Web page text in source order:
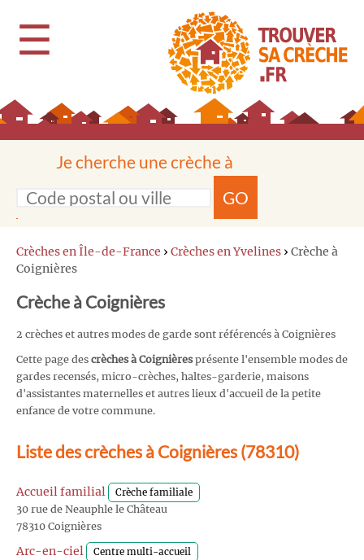
☰
Je cherche une crèche à
GO
Crèches en Île-de-France › Crèches en Yvelines › Crèche à
Coignières
Crèche à Coignières
2 crèches et autres modes de garde sont référencés à Coignières
Cette page des crèches à Coignièresprésente l'ensemble modes de
gardes recensés, micro-crèches, haltes-garderie, maisons
d'assistantes maternelles et autres lieux d'accueil de la petite
enfance de votre commune.
Liste des crèches à Coignières (78310)
Accueil familial Crèche familiale
30 rue de Neauphle le Château
78310 Coignières
Arc-en-ciel Centre multi-accueil